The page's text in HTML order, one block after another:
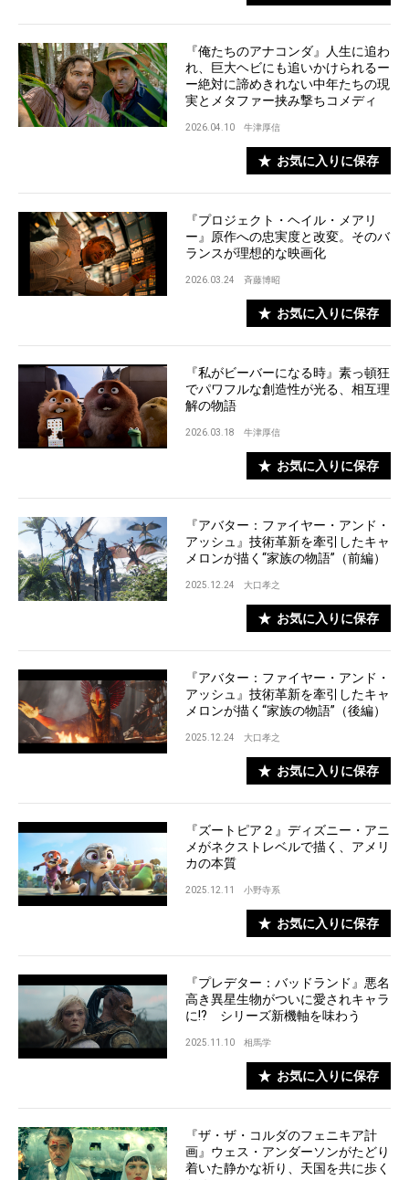
『俺たちのアナコンダ』人生に追わ
れ、巨大ヘビにも追いかけられるー
ー絶対に諦めきれない中年たちの現
実とメタファー挟み撃ちコメディ
2026.04.10 牛津厚信
お気に入りに保存
『プロジェクト・ヘイル・メアリ
ー』原作への忠実度と改変。そのバ
ランスが理想的な映画化
2026.03.24 斉藤博昭
お気に入りに保存
『私がビーバーになる時』素っ頓狂
でパワフルな創造性が光る、相互理
解の物語
2026.03.18 牛津厚信
お気に入りに保存
『アバター：ファイヤー・アンド・
アッシュ』技術革新を牽引したキャ
メロンが描く“家族の物語”（前編）
2025.12.24 大口孝之
お気に入りに保存
『アバター：ファイヤー・アンド・
アッシュ』技術革新を牽引したキャ
メロンが描く“家族の物語”（後編）
2025.12.24 大口孝之
お気に入りに保存
『ズートピア２』ディズニー・アニ
メがネクストレベルで描く、アメリ
カの本質
2025.12.11 小野寺系
お気に入りに保存
『プレデター：バッドランド』悪名
高き異星生物がついに愛されキャラ
に!? シリーズ新機軸を味わう
2025.11.10 相馬学
お気に入りに保存
『ザ・ザ・コルダのフェニキア計
画』ウェス・アンダーソンがたどり
着いた静かな祈り、天国を共に歩く